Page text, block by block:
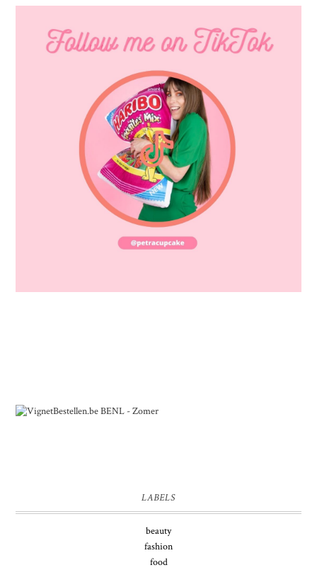
LABELS
beauty
fashion
food